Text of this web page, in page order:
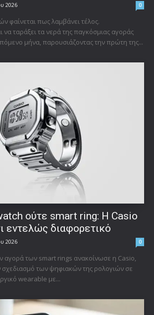
2026 0
φαίνεται πως λαμβάνει τέλος.
να ταράξει τα νερά της παγκόσμιας αγοράς
μήνα, παρουσιάζοντας την πρώτη της...
ούτε smart ring: Η Casio
εντελώς διαφορετικό
2026 0
αγορά των smart rings ανακοίνωσε η Casio,
σχεδιασμό των ψηφιακών της ρολογιών σε
wearable με...